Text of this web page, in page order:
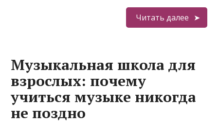
Читать далее
Музыкальная школа для
взрослых: почему
учиться музыке никогда
не поздно